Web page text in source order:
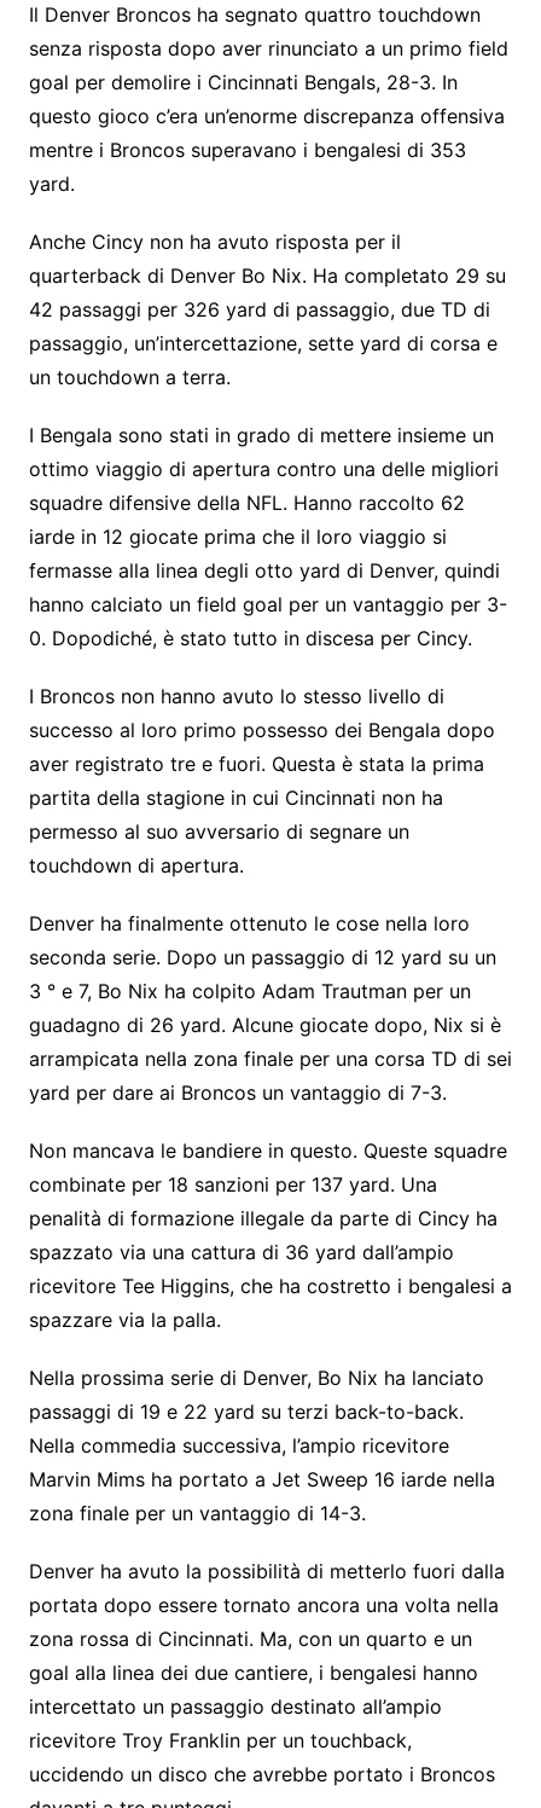
Il Denver Broncos ha segnato quattro touchdown
senza risposta dopo aver rinunciato a un primo field
goal per demolire i Cincinnati Bengals, 28-3. In
questo gioco c’era un’enorme discrepanza offensiva
mentre i Broncos superavano i bengalesi di 353
yard.
Anche Cincy non ha avuto risposta per il
quarterback di Denver Bo Nix. Ha completato 29 su
42 passaggi per 326 yard di passaggio, due TD di
passaggio, un’intercettazione, sette yard di corsa e
un touchdown a terra.
I Bengala sono stati in grado di mettere insieme un
ottimo viaggio di apertura contro una delle migliori
squadre difensive della NFL. Hanno raccolto 62
iarde in 12 giocate prima che il loro viaggio si
fermasse alla linea degli otto yard di Denver, quindi
hanno calciato un field goal per un vantaggio per 3-
0. Dopodiché, è stato tutto in discesa per Cincy.
I Broncos non hanno avuto lo stesso livello di
successo al loro primo possesso dei Bengala dopo
aver registrato tre e fuori. Questa è stata la prima
partita della stagione in cui Cincinnati non ha
permesso al suo avversario di segnare un
touchdown di apertura.
Denver ha finalmente ottenuto le cose nella loro
seconda serie. Dopo un passaggio di 12 yard su un
3 ° e 7, Bo Nix ha colpito Adam Trautman per un
guadagno di 26 yard. Alcune giocate dopo, Nix si è
arrampicata nella zona finale per una corsa TD di sei
yard per dare ai Broncos un vantaggio di 7-3.
Non mancava le bandiere in questo. Queste squadre
combinate per 18 sanzioni per 137 yard. Una
penalità di formazione illegale da parte di Cincy ha
spazzato via una cattura di 36 yard dall’ampio
ricevitore Tee Higgins, che ha costretto i bengalesi a
spazzare via la palla.
Nella prossima serie di Denver, Bo Nix ha lanciato
passaggi di 19 e 22 yard su terzi back-to-back.
Nella commedia successiva, l’ampio ricevitore
Marvin Mims ha portato a Jet Sweep 16 iarde nella
zona finale per un vantaggio di 14-3.
Denver ha avuto la possibilità di metterlo fuori dalla
portata dopo essere tornato ancora una volta nella
zona rossa di Cincinnati. Ma, con un quarto e un
goal alla linea dei due cantiere, i bengalesi hanno
intercettato un passaggio destinato all’ampio
ricevitore Troy Franklin per un touchback,
uccidendo un disco che avrebbe portato i Broncos